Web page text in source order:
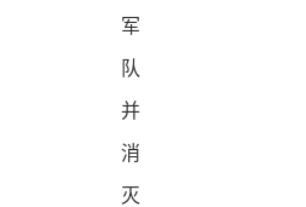
军
队
并
消
灭